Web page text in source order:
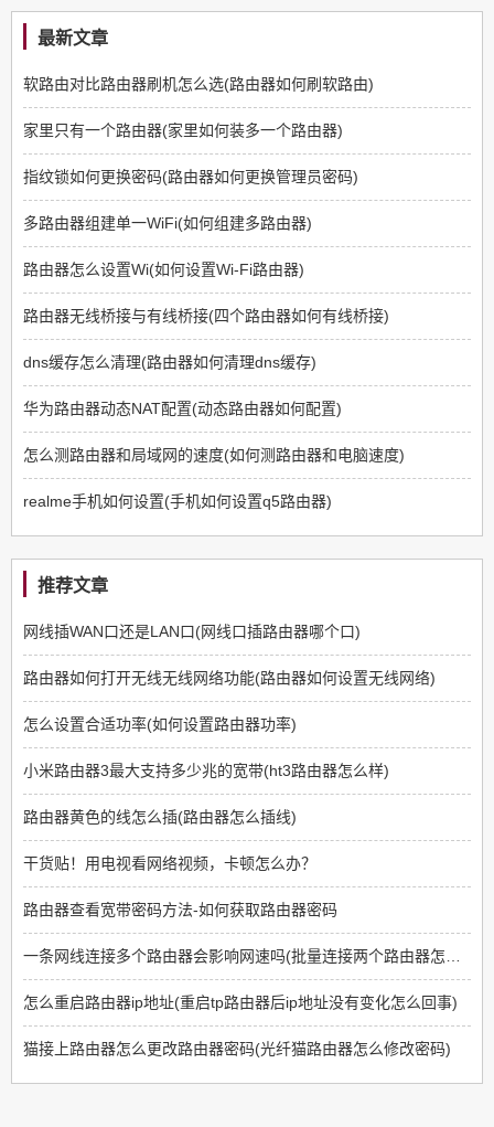
最新文章
软路由对比路由器刷机怎么选(路由器如何刷软路由)
家里只有一个路由器(家里如何装多一个路由器)
指纹锁如何更换密码(路由器如何更换管理员密码)
多路由器组建单一WiFi(如何组建多路由器)
路由器怎么设置Wi(如何设置Wi-Fi路由器)
路由器无线桥接与有线桥接(四个路由器如何有线桥接)
dns缓存怎么清理(路由器如何清理dns缓存)
华为路由器动态NAT配置(动态路由器如何配置)
怎么测路由器和局域网的速度(如何测路由器和电脑速度)
realme手机如何设置(手机如何设置q5路由器)
推荐文章
网线插WAN口还是LAN口(网线口插路由器哪个口)
路由器如何打开无线无线网络功能(路由器如何设置无线网络)
怎么设置合适功率(如何设置路由器功率)
小米路由器3最大支持多少兆的宽带(ht3路由器怎么样)
路由器黄色的线怎么插(路由器怎么插线)
干货贴！用电视看网络视频，卡顿怎么办？
路由器查看宽带密码方法-如何获取路由器密码
怎么重启路由器ip地址(重启tp路由器后ip地址没有变化怎么回事)
猫接上路由器怎么更改路由器密码(光纤猫路由器怎么修改密码)